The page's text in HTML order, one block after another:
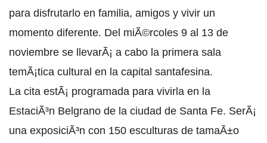
para disfrutarlo en familia, amigos y vivir un
momento diferente. Del miÃ©rcoles 9 al 13 de
noviembre se llevarÃ¡ a cabo la primera sala
temÃ¡tica cultural en la capital santafesina.
La cita estÃ¡ programada para vivirla en la
EstaciÃ³n Belgrano de la ciudad de Santa Fe. SerÃ¡
una exposiciÃ³n con 150 esculturas de tamaÃ±o